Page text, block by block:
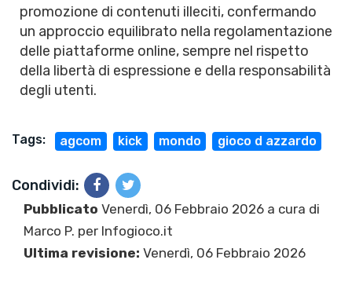
promozione di contenuti illeciti, confermando
un approccio equilibrato nella regolamentazione
delle piattaforme online, sempre nel rispetto
della libertà di espressione e della responsabilità
degli utenti.
Tags: agcom kick mondo gioco d azzardo
Condividi:
Pubblicato Venerdì, 06 Febbraio 2026 a cura di
Marco P. per Infogioco.it
Ultima revisione: Venerdì, 06 Febbraio 2026